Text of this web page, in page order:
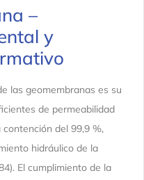
–
y
las geomembranas es su
de permeabilidad
contención del 99,9 %,
hidráulico de la
El cumplimiento de la